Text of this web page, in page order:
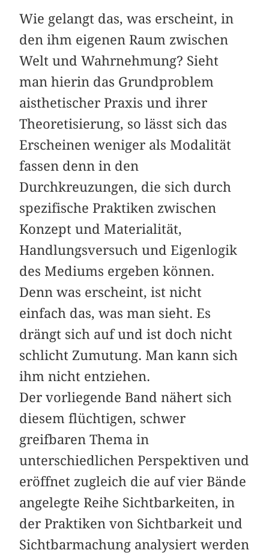
Wie gelangt das, was erscheint, in
den ihm eigenen Raum zwischen
Welt und Wahrnehmung? Sieht
man hierin das Grundproblem
aisthetischer Praxis und ihrer
Theoretisierung, so lässt sich das
Erscheinen weniger als Modalität
fassen denn in den
Durchkreuzungen, die sich durch
spezifische Praktiken zwischen
Konzept und Materialität,
Handlungsversuch und Eigenlogik
des Mediums ergeben können.
Denn was erscheint, ist nicht
einfach das, was man sieht. Es
drängt sich auf und ist doch nicht
schlicht Zumutung. Man kann sich
ihm nicht entziehen.
Der vorliegende Band nähert sich
diesem flüchtigen, schwer
greifbaren Thema in
unterschiedlichen Perspektiven und
eröffnet zugleich die auf vier Bände
angelegte Reihe Sichtbarkeiten, in
der Praktiken von Sichtbarkeit und
Sichtbarmachung analysiert werden